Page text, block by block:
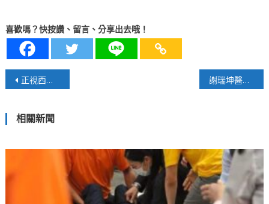
喜歡嗎？快按讚、留言、分享出去哦！
文
導
覽
正視西太平洋區域拒止態勢的演變 謝瑞坤醫師：以全人醫療開創病人自主的新典範
相關新聞